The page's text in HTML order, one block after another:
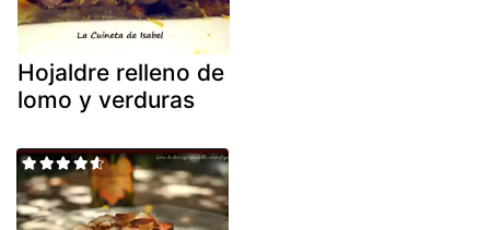
Hojaldre relleno de
lomo y verduras